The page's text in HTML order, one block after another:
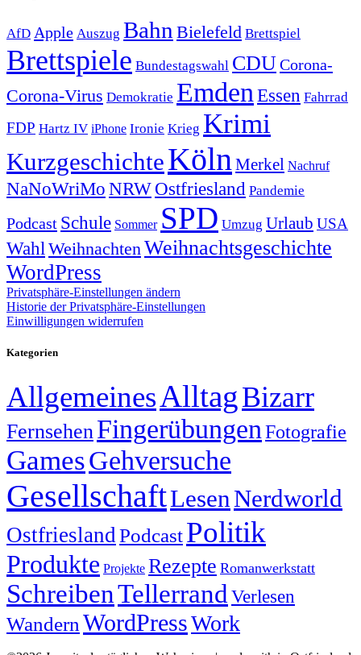
AfD Apple Auszug Bahn Bielefeld Brettspiel
Brettspiele Bundestagswahl CDUCorona-
Corona-Virus Demokratie Emden Essen Fahrrad
FDP Hartz IV iPhone Ironie Krieg Krimi
KurzgeschichteKölnMerkel Nachruf
NaNoWriMo NRWOstfriesland Pandemie
Podcast Schule Sommer SPD Umzug Urlaub USA
WahlWeihnachtenWeihnachtsgeschichte
WordPress
Privatsphäre-Einstellungen ändern
Historie der Privatsphäre-Einstellungen
Einwilligungen widerrufen
Kategorien
AllgemeinesAlltagBizarr
Fernsehen Fingerübungen Fotografie
GamesGehversuche
GesellschaftLesen Nerdworld
Ostfriesland PodcastPolitik
Produkte Projekte Rezepte Romanwerkstatt
SchreibenTellerrand Verlesen
Wandern WordPressWork